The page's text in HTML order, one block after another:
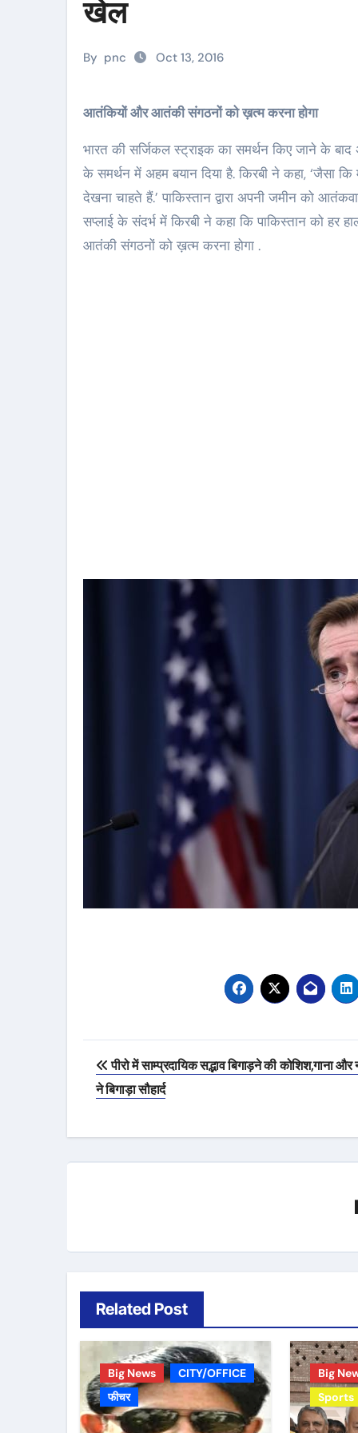
खेल
By pnc Oct 13, 2016
आतंकियों और आतंकी संगठनों को ख़त्म करना होगा
भारत की सर्जिकल स्ट्राइक का समर्थन किए जाने के
के समर्थन में अहम बयान दिया है. किरबी ने कहा, ‘जैसा
देखना चाहते हैं.’ पाकिस्तान द्वारा अपनी जमीन को
सप्लाई के संदर्भ में किरबी ने कहा कि पाकिस्तान को
आतंकी संगठनों को ख़त्म करना होगा .
Post
navigation
पीरो में साम्प्रदायिक सद्भाव बिगाड़ने की कोशिश,गाना और
ने बिगाड़ा सौहार्द
Related Post
Big News
CITY/OFFICE
फीचर
Big
Sports